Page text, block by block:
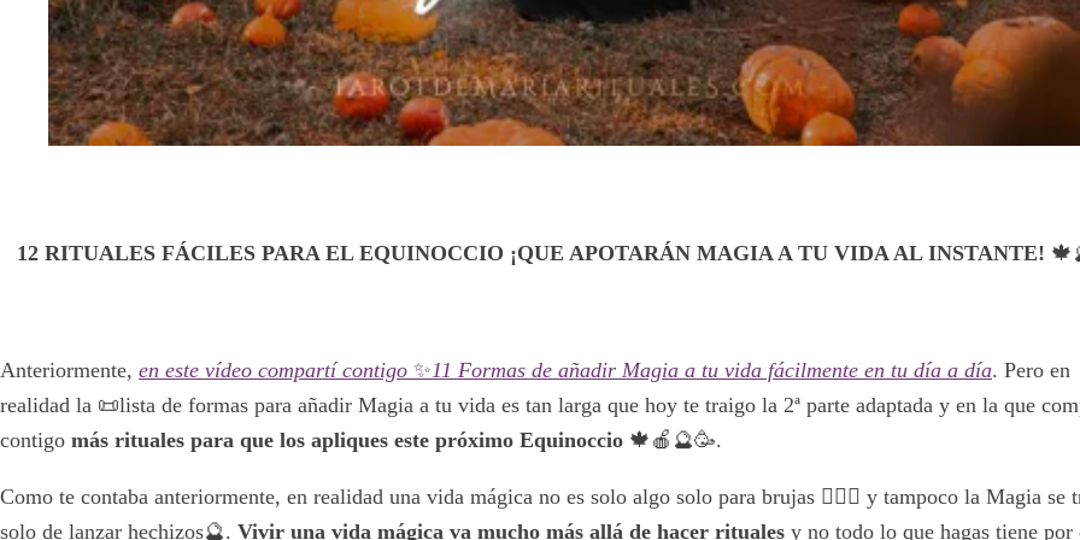
12 RITUALES FÁCILES PARA EL EQUINOCCIO ¡QUE APOTARÁN MAGIA A TU VIDA AL INSTANTE!
Anteriormente, en este vídeo compartí contigo ✨11 Formas de añadir Magia a tu vida fácilmente en tu día a día. Pero en
realidad la 📜lista de formas para añadir Magia a tu vida es tan larga que hoy te traigo la 2ª parte adaptada y en la que
contigo más rituales para que los apliques este próximo Equinoccio 🍁🍎🔮🥳.
Como te contaba anteriormente, en realidad una vida mágica no es solo algo solo para brujas 🧙🏼‍♀️ y tampoco la Magia se
solo de lanzar hechizos🔮. Vivir una vida mágica va mucho más allá de hacer rituales y no todo lo que hagas tiene por